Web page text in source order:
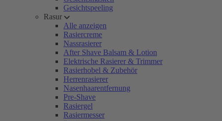
Gesichtspeeling
Rasur
Alle anzeigen
Rasiercreme
Nassrasierer
After Shave Balsam & Lotion
Elektrische Rasierer & Trimmer
Rasierhobel & Zubehör
Herrenrasierer
Nasenhaarentfernung
Pre-Shave
Rasiergel
Rasiermesser